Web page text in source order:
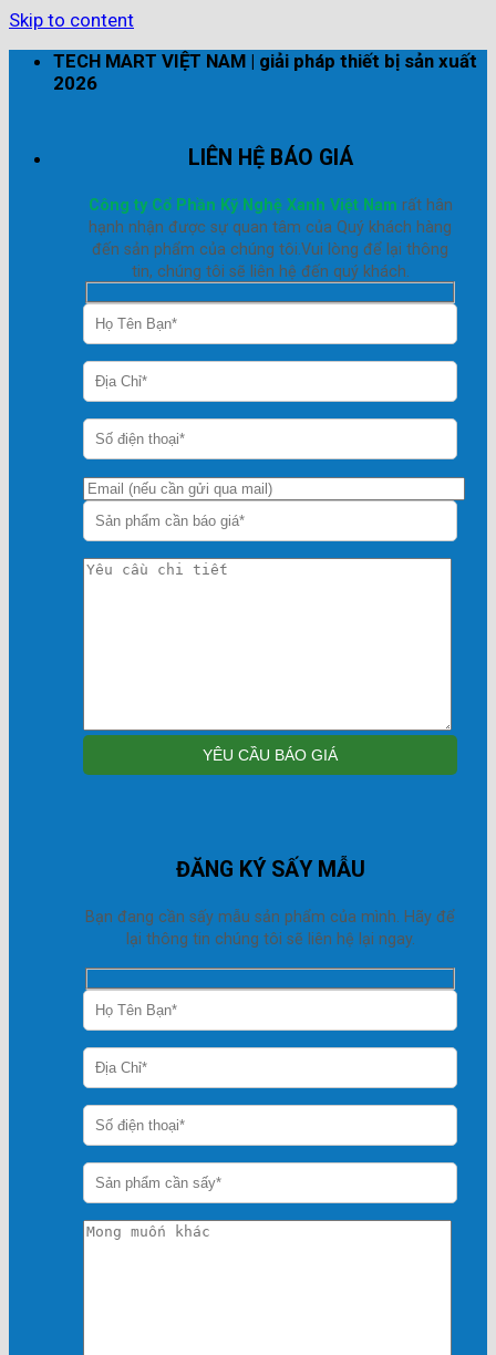
Skip to content
TECH MART VIỆT NAM | giải pháp thiết bị sản xuất
2026
LIÊN HỆ BÁO GIÁ
Công ty Cổ Phần Kỹ Nghệ Xanh Việt Nam rất hân
hạnh nhận được sự quan tâm của Quý khách hàng
đến sản phẩm của chúng tôi.Vui lòng để lại thông
tin, chúng tôi sẽ liên hệ đến quý khách.
ĐĂNG KÝ SẤY MẪU
Bạn đang cần sấy mẫu sản phẩm của mình. Hãy để
lại thông tin chúng tôi sẽ liên hệ lại ngay.